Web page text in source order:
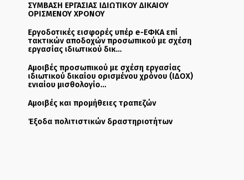
ΣΥΜΒΑΣΗ ΕΡΓΑΣΙΑΣ ΙΔΙΩΤΙΚΟΥ ΔΙΚΑΙΟΥ
ΟΡΙΣΜΕΝΟΥ ΧΡΟΝΟΥ
Εργοδοτικές εισφορές υπέρ e-ΕΦΚΑ επί
τακτικών αποδοχών προσωπικού με σχέση
εργασίας ιδιωτικού δικ...
Αμοιβές προσωπικού με σχέση εργασίας
ιδιωτικού δικαίου ορισμένου χρόνου (ΙΔΟΧ)
ενιαίου μισθολογίο...
Αμοιβές και προμήθειες τραπεζών
Έξοδα πολιτιστικών δραστηριοτήτων